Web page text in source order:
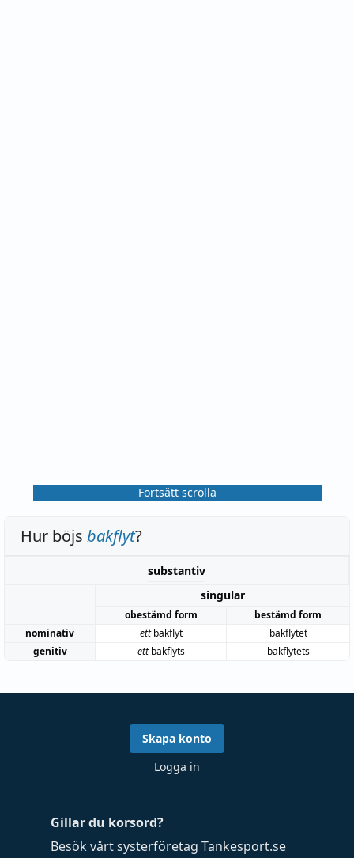
Fortsätt scrolla
Hur böjs bakflyt?
substantiv
singular
obestämd form
bestämd form
nominativ
ettbakflyt
bakflytet
genitiv
ettbakflyts bakflytets
Gillar du korsord?
Besök vårt systerföretag Tankesport.se
Skapa konto
Logga in